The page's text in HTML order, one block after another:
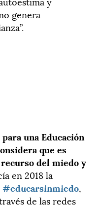
genera
una Educación
que es
del miedo y
en 2018 la
#educarsinmiedo,
de las redes